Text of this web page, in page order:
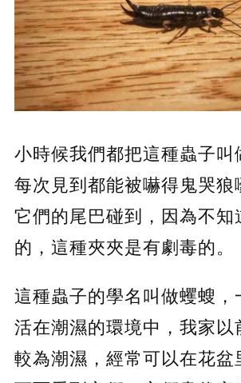
小時候我們都把這種蟲子叫
每次見到都能被嚇得鬼哭狼
它們的尾巴碰到，因為不知
的，這種夾夾是有劇毒的。
這種蟲子的學名叫做蠼螋，
活在潮濕的環境中，我家以
較為潮濕，經常可以在花盆